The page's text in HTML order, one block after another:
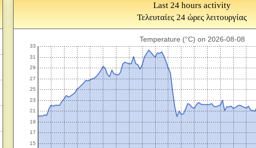
Last 24 hours activity
Τελευταίες 24 ώρες λειτουργίας